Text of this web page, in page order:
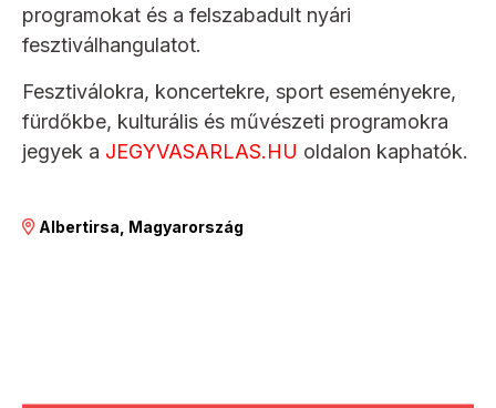
programokat és a felszabadult nyári
fesztiválhangulatot.
Fesztiválokra, koncertekre, sport eseményekre,
fürdőkbe, kulturális és művészeti programokra
jegyek a JEGYVASARLAS.HU oldalon kaphatók.
Albertirsa, Magyarország